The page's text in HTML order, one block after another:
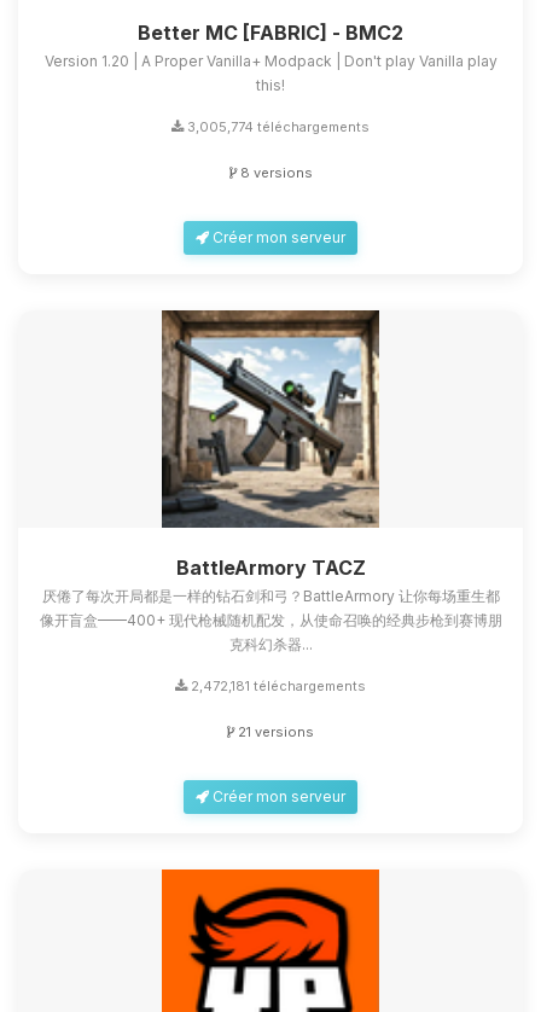
Better MC [FABRIC] - BMC2
Version 1.20 | A Proper Vanilla+ Modpack | Don't play Vanilla play
this!
3,005,774 téléchargements
8 versions
Créer mon serveur
BattleArmory TACZ
厌倦了每次开局都是一样的钻石剑和弓？BattleArmory 让你每场重生都
像开盲盒——400+ 现代枪械随机配发，从使命召唤的经典步枪到赛博朋
克科幻杀器...
2,472,181 téléchargements
21 versions
Créer mon serveur
Youpi, enfin quelqu’un pour me
parler ! Moi c’est Choupy, ton petit
assistant BoxToPlay. Dis-moi ce dont
petits circuits pour t’aider.
09/08/2026 à 02:31